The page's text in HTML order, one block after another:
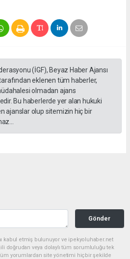
(İGF), Beyaz Haber Ajansı
eklenen tüm haberler,
olmadan ajans
Bu haberlerde yer alan hukuki
ajanslar olup sitemizin hiç bir
Gönder
kabul etmiş bulunuyor ve ipekyoluhaber.net
doğrudan veya dolaylı tüm sorumluluğu tek
tüm yorumlardan site yönetimi hiçbir şekilde